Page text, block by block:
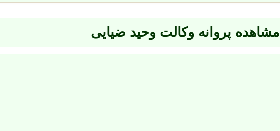
مشاهده پروانه وکالت وحید ضیایی